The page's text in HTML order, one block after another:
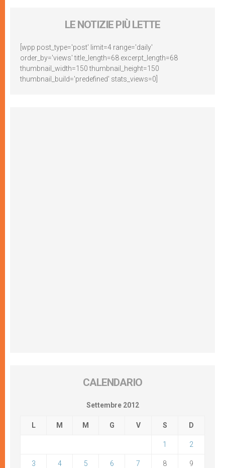
LE NOTIZIE PIÙ LETTE
[wpp post_type='post' limit=4 range='daily'
order_by='views' title_length=68 excerpt_length=68
thumbnail_width=150 thumbnail_height=150
thumbnail_build='predefined' stats_views=0]
CALENDARIO
Settembre 2012
L M M G V S D
1 2
3 4 5 6 7 8 9